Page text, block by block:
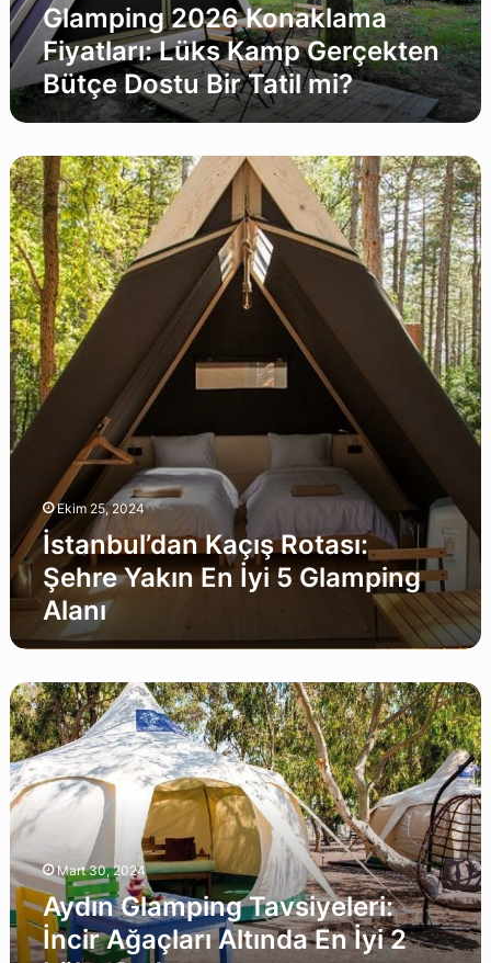
Bir
Tatil
mi?
Glamping 2026 Konaklama
Fiyatları: Lüks Kamp Gerçekten
Bütçe Dostu Bir Tatil mi?
İstanbul’dan
Kaçış
Rotası:
Şehre
Yakın
En
İyi
5
Glamping
Alanı
Ekim 25, 2024
İstanbul’dan Kaçış Rotası:
Şehre Yakın En İyi 5 Glamping
Alanı
Aydın
Glamping
Tavsiyeleri:
İncir
Ağaçları
Altında
En
2
Lüks
Çadır
Mart 30, 2024
Aydın Glamping Tavsiyeleri:
İncir Ağaçları Altında En İyi 2